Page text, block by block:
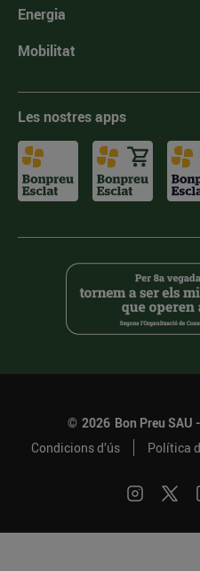
Energia
Mobilitat
Les nostres apps
© 2026 Bon Preu SAU
Condicions d’ús
Política